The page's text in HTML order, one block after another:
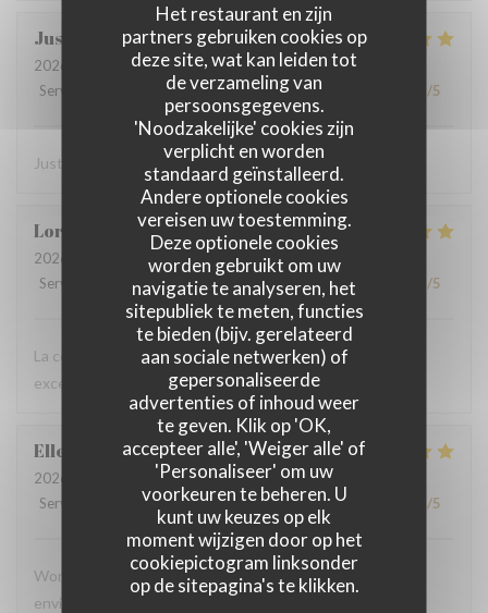
Het restaurant en zijn
partners gebruiken cookies op
deze site, wat kan leiden tot
de verzameling van
persoonsgegevens.
'Noodzakelijke' cookies zijn
verplicht en worden
standaard geïnstalleerd.
Andere optionele cookies
vereisen uw toestemming.
Deze optionele cookies
worden gebruikt om uw
navigatie te analyseren, het
sitepubliek te meten, functies
te bieden (bijv. gerelateerd
aan sociale netwerken) of
gepersonaliseerde
advertenties of inhoud weer
te geven. Klik op 'OK,
accepteer alle', 'Weiger alle' of
'Personaliseer' om uw
voorkeuren te beheren. U
kunt uw keuzes op elk
moment wijzigen door op het
cookiepictogram linksonder
op de sitepagina's te klikken.
Justine
2026-07-08
- 20:30 - Gasten 2
Service
Atmosfeer :5/5 Keuken:5 /5 Kwaliteit / Prijs /5
Juste parfait ! Service & plat délicieux
Lorena
2026-07-07
- 19:30 - Gasten 4
Service
Atmosfeer:5 /5 Keuken: 5/5 Kwaliteit / Prijs /5
La comida estaba muy buena, el vino rico y una atención
excelente. Lo recomiendo 100%.
Ellen
2026-06-28
- 13:00 - Gasten 4
Service
Atmosfeer:5/5 Keuken: 5/5 Kwaliteit / Prijs /5
Wonderful meal, excellent service, and a beautiful
environment. We will definitely be back!